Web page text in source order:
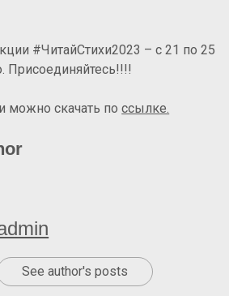
#ЧитайСтихи2023 – с 21 по 25
Присоединяйтесь!!!!
можно скачать поссылке.
See author's posts